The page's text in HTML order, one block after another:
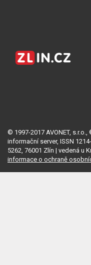
© 1997-2017 AVONET,
informační server, ISSN
5262, 76001 Zlín | vedená u
informace o ochraně